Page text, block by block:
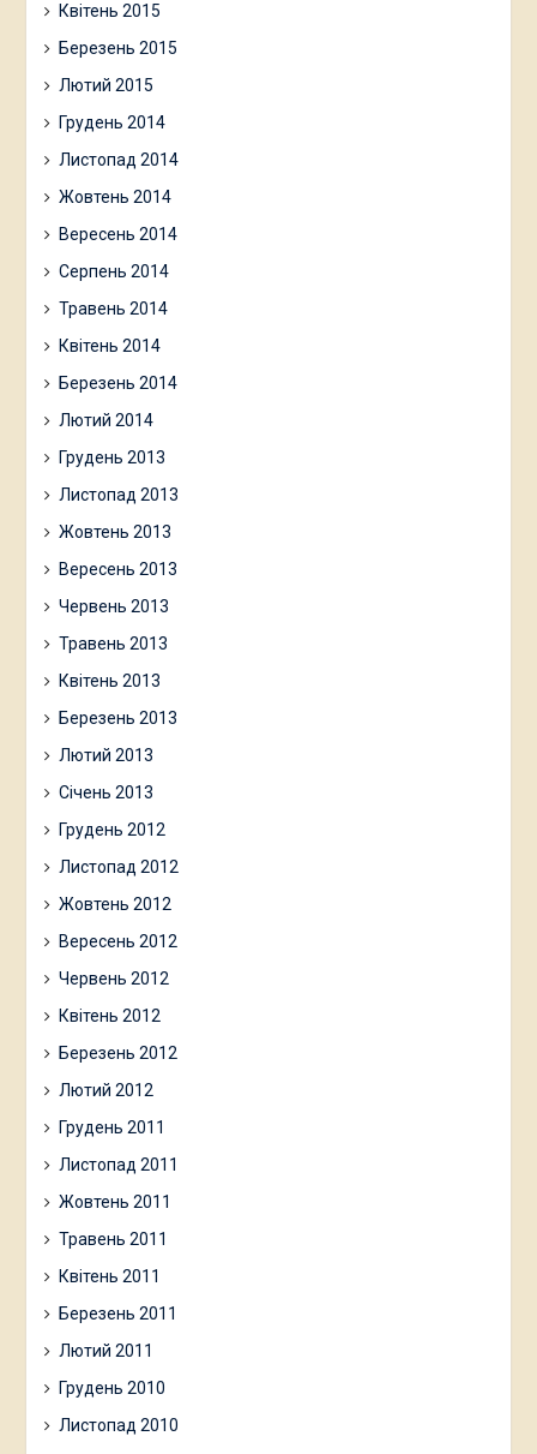
Квітень 2015
Березень 2015
Лютий 2015
Грудень 2014
Листопад 2014
Жовтень 2014
Вересень 2014
Серпень 2014
Травень 2014
Квітень 2014
Березень 2014
Лютий 2014
Грудень 2013
Листопад 2013
Жовтень 2013
Вересень 2013
Червень 2013
Травень 2013
Квітень 2013
Березень 2013
Лютий 2013
Січень 2013
Грудень 2012
Листопад 2012
Жовтень 2012
Вересень 2012
Червень 2012
Квітень 2012
Березень 2012
Лютий 2012
Грудень 2011
Листопад 2011
Жовтень 2011
Травень 2011
Квітень 2011
Березень 2011
Лютий 2011
Грудень 2010
Листопад 2010